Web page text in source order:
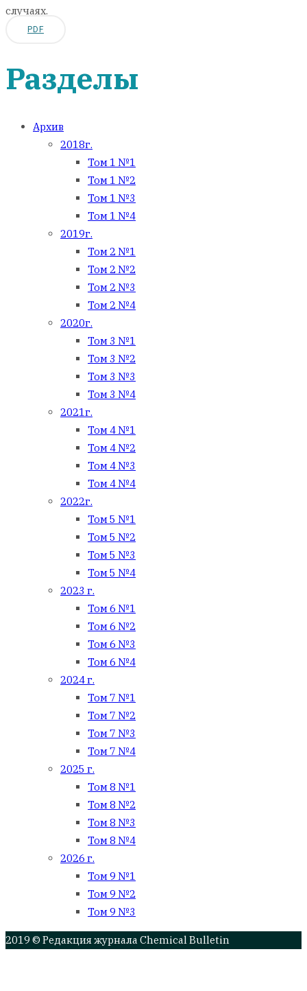
случаях.
PDF
Разделы
Архив
2018г.
Том 1 №1
Том 1 №2
Том 1 №3
Том 1 №4
2019г.
Том 2 №1
Том 2 №2
Том 2 №3
Том 2 №4
2020г.
Том 3 №1
Том 3 №2
Том 3 №3
Том 3 №4
2021г.
Том 4 №1
Том 4 №2
Том 4 №3
Том 4 №4
2022г.
Том 5 №1
Том 5 №2
Том 5 №3
Том 5 №4
2023 г.
Том 6 №1
Том 6 №2
Том 6 №3
Том 6 №4
2024 г.
Том 7 №1
Том 7 №2
Том 7 №3
Том 7 №4
2025 г.
Том 8 №1
Том 8 №2
Том 8 №3
Том 8 №4
2026 г.
Том 9 №1
Том 9 №2
Том 9 №3
2019 © Редакция журнала Chemical Bulletin